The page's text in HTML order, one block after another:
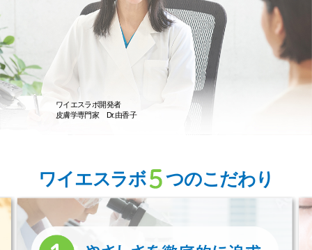
ワイエスラボ開発者
皮膚学専門家 Dr.由香子
ワイエスラボ つのこだわり